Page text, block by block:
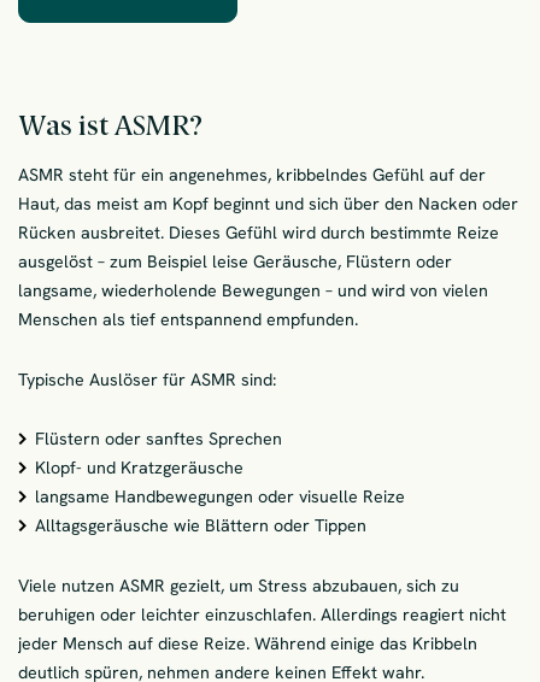
Was ist ASMR?
ASMR steht für ein angenehmes, kribbelndes Gefühl auf der
Haut, das meist am Kopf beginnt und sich über den Nacken oder
Rücken ausbreitet. Dieses Gefühl wird durch bestimmte Reize
ausgelöst – zum Beispiel leise Geräusche, Flüstern oder
langsame, wiederholende Bewegungen – und wird von vielen
Menschen als tief entspannend empfunden.
Typische Auslöser für ASMR sind:
Flüstern oder sanftes Sprechen
Klopf- und Kratzgeräusche
langsame Handbewegungen oder visuelle Reize
Alltagsgeräusche wie Blättern oder Tippen
Viele nutzen ASMR gezielt, um Stress abzubauen, sich zu
beruhigen oder leichter einzuschlafen. Allerdings reagiert nicht
jeder Mensch auf diese Reize. Während einige das Kribbeln
deutlich spüren, nehmen andere keinen Effekt wahr.